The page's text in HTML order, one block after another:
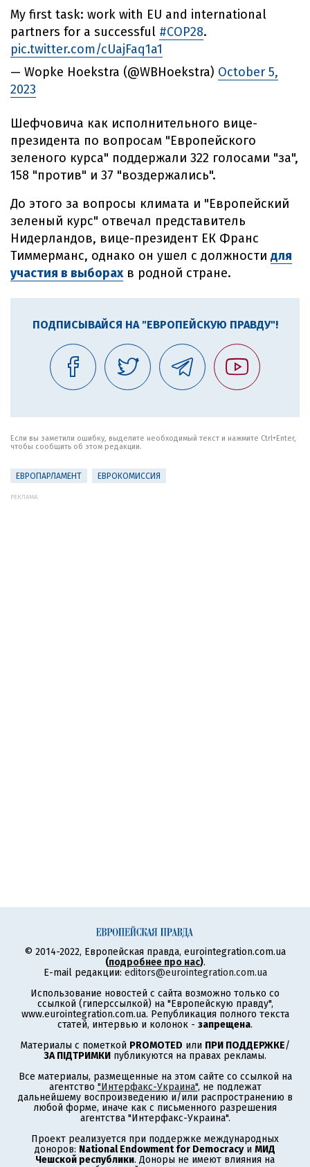
My first task: work with EU and international
partners for a successful #COP28.
pic.twitter.com/cUajFaq1a1
— Wopke Hoekstra (@WBHoekstra) October 5,
2023
Шефчовича как исполнительного вице-
президента по вопросам "Европейского
зеленого курса" поддержали 322 голосами "за",
158 "против" и 37 "воздержались".
До этого за вопросы климата и "Европейский
зеленый курс" отвечал представитель
Нидерландов, вице-президент ЕК Франс
Тиммерманс, однако он ушел с должности для
участия в выборахв родной стране.
ПОДПИСЫВАЙСЯ НА "ЕВРОПЕЙСКУЮ ПРАВДУ"!
Если вы заметили ошибку, выделите необходимый текст и нажмите Ctrl+Enter,
чтобы сообщить об этом редакции.
ЕВРОПАРЛАМЕНТ ЕВРОКОМИССИЯ
РЕКЛАМА:
© 2014-2022, Европейская правда, eurointegration.com.ua
(подробнее про нас).
E-mail редакции: editors@eurointegration.com.ua
Использование новостей с сайта возможно только со
ссылкой (гиперссылкой) на "Европейскую правду",
www.eurointegration.com.ua. Републикация полного текста
статей, интервью и колонок - запрещена.
Материалы с пометкой PROMOTED или ПРИ ПОДДЕРЖКЕ/
ЗА ПІДТРИМКИ публикуются на правах рекламы.
Все материалы, размещенные на этом сайте со ссылкой на
агентство "Интерфакс-Украина", не подлежат
дальнейшему воспроизведению и/или распространению в
любой форме, иначе как с письменного разрешения
агентства "Интерфакс-Украина".
Проект реализуется при поддержке международных
доноров: National Endowment for Democracyи МИД
Чешской республики. Доноры не имеют влияния на